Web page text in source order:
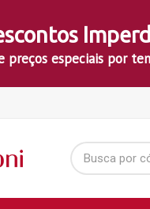
preços especiais por